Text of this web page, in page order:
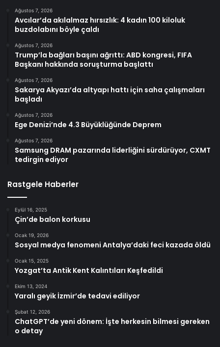
Ağustos 7, 2026
Avcılar’da akılalmaz hırsızlık: 4 kadın 100 kiloluk
buzdolabını böyle çaldı
Ağustos 7, 2026
Trump’la bağları başını ağrıttı: ABD kongresi, FIFA
Başkanı hakkında soruşturma başlattı
Ağustos 7, 2026
Sakarya Akyazı’da altyapı hattı için saha çalışmaları
başladı
Ağustos 7, 2026
Ege Denizi’nde 4.3 Büyüklüğünde Deprem
Ağustos 7, 2026
Samsung DRAM pazarında liderliğini sürdürüyor, CXMT
tedirgin ediyor
Rastgele Haberler
Eylül 16, 2025
Çin’de balon korkusu
Ocak 19, 2026
Sosyal medya fenomeni Antalya’daki feci kazada öldü
Ocak 15, 2025
Yozgat’ta Antik Kent Kalıntıları Keşfedildi
Ekim 13, 2024
Yaralı geyik İzmir’de tedavi ediliyor
Şubat 12, 2026
ChatGPT’de yeni dönem: İşte herkesin bilmesi gereken
o detay